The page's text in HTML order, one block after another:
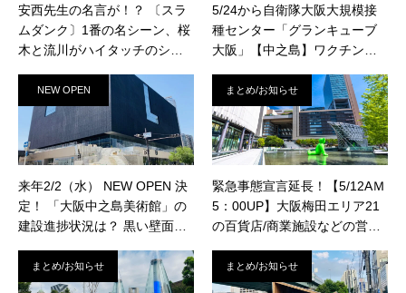
安西先生の名言が！？ 〔スラ
ムダンク〕1番の名シーン、桜
木と流川がハイタッチのシー
3ビル】「賃貸住宅サービス 大
阪駅前店」のウィンドウに
〔スラムダンク〕湘北メンバ
ーが描かれていました。※最
寄り JＲ大阪駅/梅田駅/北新地
駅
5/24から自衛隊大阪大規模接
種センター「グランキューブ
大阪」【中之島】ワクチン接
は？電車/車/無料直行バスでの
行き方は？接種当日の流れ
は？まとめてみました！
NEW OPEN
来年2/2（水） NEW OPEN 決
定！ 「大阪中之島美術館」の
建設進捗状況は？ 黒い壁面にL
インパクト！ 「大阪市立科学
館」「ダイビル本館」へ続く
まとめ/お知らせ
緊急事態宣言延長！【5/12AＭ
5：00UP】大阪梅田エリア21
の百貨店/商業施設などの営業
駅/梅田駅】
まとめ/お知らせ まとめ/お知らせ